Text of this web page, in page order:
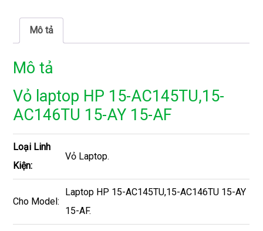
Mô tả
Mô tả
Vỏ laptop HP 15-AC145TU,15-
AC146TU 15-AY 15-AF
Loại Linh
Kiện:
Vỏ Laptop.
Cho Model:
Laptop HP 15-AC145TU,15-AC146TU 15-AY
15-AF.